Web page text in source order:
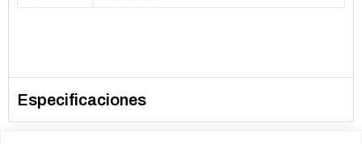
Especificaciones